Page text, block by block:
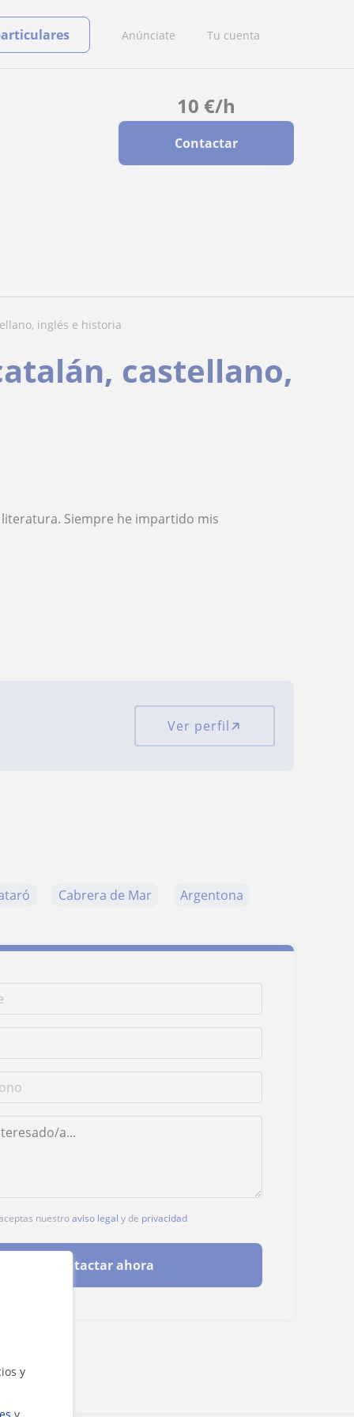
y
y
Anúnciate Tu cuenta
10 €/h
Contactar
inglés e historia
castellano,
Siempre he impartido mis
Ver perfil
Cabrera de Mar Argentona
nuestroaviso legal y de privacidad
Contactar ahora